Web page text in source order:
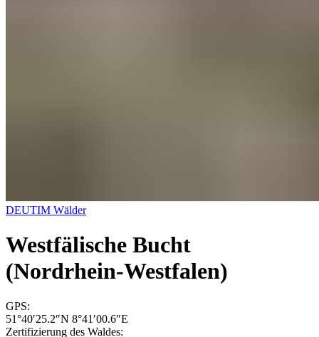
DEUTIM Wälder
Westfälische Bucht
(Nordrhein-Westfalen)
GPS:
51°40′25.2″N 8°41′00.6″E
Zertifizierung des Waldes: